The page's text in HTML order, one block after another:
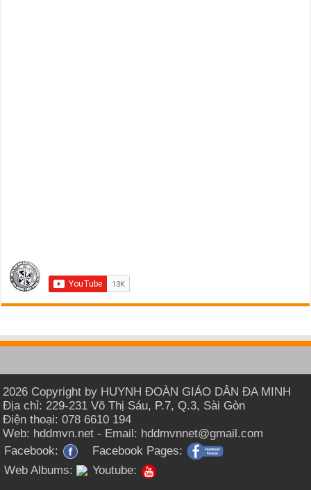
2026 Copyright by HUYNH ĐOÀN GIÁO DÂN ĐA MINH
Địa chỉ: 229-231 Võ Thị Sáu, P.7, Q.3, Sài Gòn
Điện thoại: 078 6610 194
Web: hddmvn.net - Email: hddmvnnet@gmail.com
Facebook:
Facebook Pages:
Web Albums:
Youtube: